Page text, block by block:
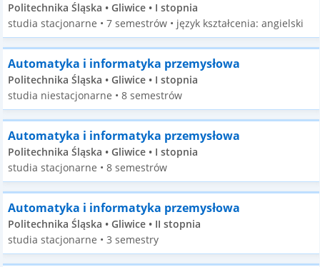
Politechnika Śląska • Gliwice • I stopnia
studia stacjonarne • 7 semestrów • język kształcenia: angielski
Automatyka i informatyka przemysłowa
Politechnika Śląska • Gliwice • I stopnia
studia niestacjonarne • 8 semestrów
Automatyka i informatyka przemysłowa
Politechnika Śląska • Gliwice • I stopnia
studia stacjonarne • 8 semestrów
Automatyka i informatyka przemysłowa
Politechnika Śląska • Gliwice • II stopnia
studia stacjonarne • 3 semestry